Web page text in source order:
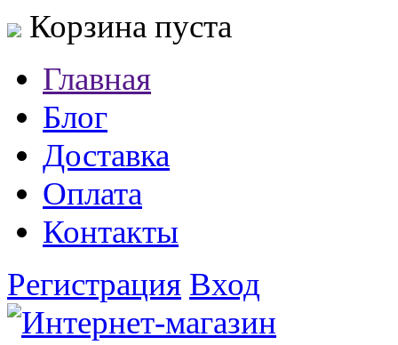
Корзина пуста
Главная
Блог
Доставка
Оплата
Контакты
Регистрация Вход